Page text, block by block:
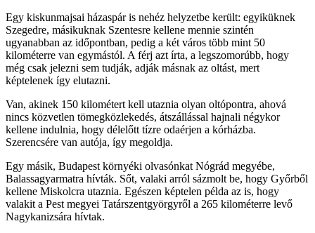
Egy kiskunmajsai házaspár is nehéz helyzetbe került: egyiküknek
Szegedre, másikuknak Szentesre kellene mennie szintén
ugyanabban az időpontban, pedig a két város több mint 50
kilométerre van egymástól. A férj azt írta, a legszomorúbb, hogy
még csak jelezni sem tudják, adják másnak az oltást, mert
képtelenek így elutazni.
Van, akinek 150 kilométert kell utaznia olyan oltópontra, ahová
nincs közvetlen tömegközlekedés, átszállással hajnali négykor
kellene indulnia, hogy délelőtt tízre odaérjen a kórházba.
Szerencsére van autója, így megoldja.
Egy másik, Budapest környéki olvasónkat Nógrád megyébe,
Balassagyarmatra hívták. Sőt, valaki arról sázmolt be, hogy Győrből
kellene Miskolcra utaznia. Egészen képtelen példa az is, hogy
valakit a Pest megyei Tatárszentgyörgyről a 265 kilométerre levő
Nagykanizsára hívtak.